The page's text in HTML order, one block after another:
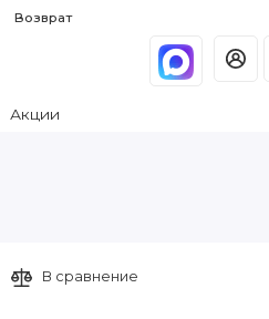
Возврат
Акции
В сравнение